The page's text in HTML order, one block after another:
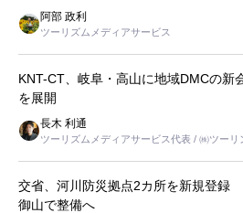
阿部 政利
ツーリズムメディアサービス
KNT-CT、岐阜・高山に地域DMCの
を展開
長木 利通
ツーリズムメディアサービス代表 / ㈱ツーリ
交省、河川防災拠点2カ所を新規登録
御山で整備へ